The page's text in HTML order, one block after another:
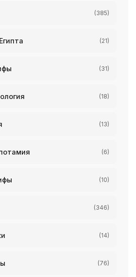
(385)
(21)
(31)
(18)
(13)
(6)
(10)
(346)
(14)
(76)